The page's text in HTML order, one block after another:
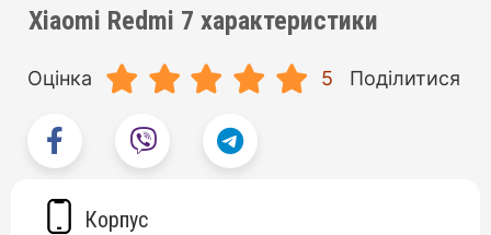
Xiaomi Redmi 7 характеристики
Оцінка 5 Поділитися
Корпус